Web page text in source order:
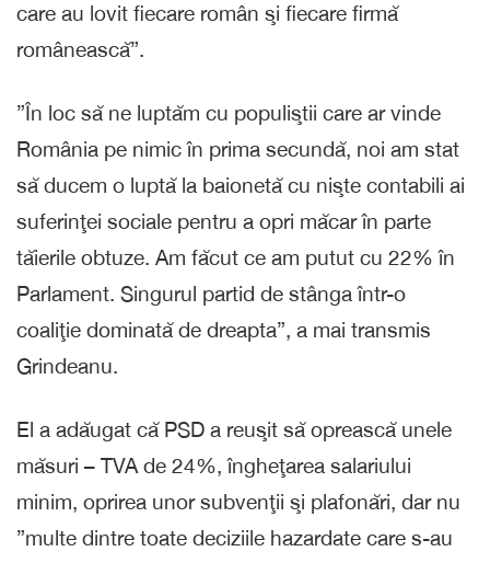
care au lovit fiecare român şi fiecare firmă
românească”.
”În loc să ne luptăm cu populiştii care ar vinde
România pe nimic în prima secundă, noi am stat
să ducem o luptă la baionetă cu nişte contabili ai
suferinţei sociale pentru a opri măcar în parte
tăierile obtuze. Am făcut ce am putut cu 22% în
Parlament. Singurul partid de stânga într-o
coaliţie dominată de dreapta”, a mai transmis
Grindeanu.
El a adăugat că PSD a reuşit să oprească unele
măsuri – TVA de 24%, îngheţarea salariului
minim, oprirea unor subvenţii şi plafonări, dar nu
”multe dintre toate deciziile hazardate care s-au